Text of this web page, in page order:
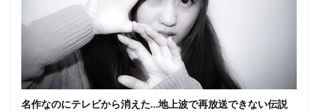
名作なのにテレビから消えた…地上波で再放送できない伝説